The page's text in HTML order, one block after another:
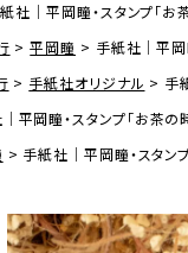
社｜平岡瞳・スタンプ「お
平岡瞳
手紙社｜平岡
手紙社オリジナル
手
平岡瞳・スタンプ「お茶の
手紙社｜平岡瞳・スタン